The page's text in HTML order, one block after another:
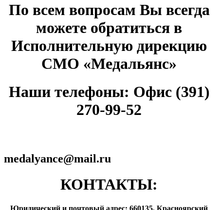
По всем вопросам Вы всегда
можете обратиться в
Исполнительную дирекцию
СМО «Медальянс»
Наши телефоны: Офис (391)
270-99-52
medalyance@mail.ru
КОНТАКТЫ:
Юридический и почтовый адрес: 660135, Красноярский